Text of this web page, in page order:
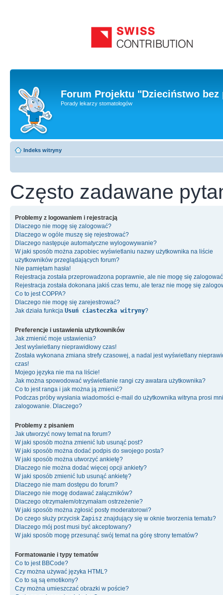
Forum Projektu "Dzieciństwo
Porady lekarzy stomatologów
Indeks witryny
Często zadawane
Problemy z logowaniem i rejestracją
Dlaczego nie mogę się zalogować?
Dlaczego w ogóle muszę się rejestrować?
Dlaczego następuje automatyczne wylogowywanie?
W jaki sposób można zapobiec wyświetlaniu nazwy użytkownika na liście
użytkowników przeglądających forum?
Nie pamiętam hasła!
Rejestracja została przeprowadzona poprawnie, ale nie mogę się
Rejestracja została dokonana jakiś czas temu, ale teraz nie mogę się
Co to jest COPPA?
Dlaczego nie mogę się zarejestrować?
Jak działa funkcja Usuń ciasteczka witryny?
Preferencje i ustawienia użytkowników
Jak zmienić moje ustawienia?
Jest wyświetlany nieprawidłowy czas!
Została wykonana zmiana strefy czasowej, a nadal jest wyświetlany
czas!
Mojego języka nie ma na liście!
Jak można spowodować wyświetlanie rangi czy awatara użytkownika?
Co to jest ranga i jak można ją zmienić?
Podczas próby wysłania wiadomości e-mail do użytkownika witryna prosi
zalogowanie. Dlaczego?
Problemy z pisaniem
Jak utworzyć nowy temat na forum?
W jaki sposób można zmienić lub usunąć post?
W jaki sposób można dodać podpis do swojego posta?
W jaki sposób można utworzyć ankietę?
Dlaczego nie można dodać więcej opcji ankiety?
W jaki sposób zmienić lub usunąć ankietę?
Dlaczego nie mam dostępu do forum?
Dlaczego nie mogę dodawać załączników?
Dlaczego otrzymałem/otrzymałam ostrzeżenie?
W jaki sposób można zgłosić posty moderatorowi?
Do czego służy przycisk Zapisz znajdujący się w oknie tworzenia tematu?
Dlaczego mój post musi być akceptowany?
W jaki sposób mogę przesunąć swój temat na górę strony tematów?
Formatowanie i typy tematów
Co to jest BBCode?
Czy można używać języka HTML?
Co to są są emotikony?
Czy można umieszczać obrazki w poście?